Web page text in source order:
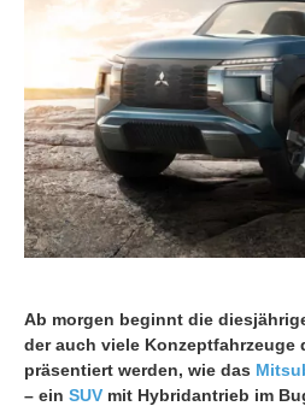
Ab morgen beginnt die
der auch viele Konzeptfahrzeuge
präsentiert werden, wie das
– ein SUV mit Hybridantrieb im